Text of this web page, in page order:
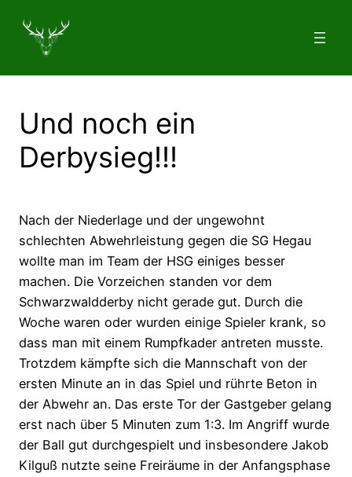
Inhalt
springen
Und noch ein
Derbysieg!!!
Nach der Niederlage und der ungewohnt
schlechten Abwehrleistung gegen die SG Hegau
wollte man im Team der HSG einiges besser
machen. Die Vorzeichen standen vor dem
Schwarzwaldderby nicht gerade gut. Durch die
Woche waren oder wurden einige Spieler krank, so
dass man mit einem Rumpfkader antreten musste.
Trotzdem kämpfte sich die Mannschaft von der
ersten Minute an in das Spiel und rührte Beton in
der Abwehr an. Das erste Tor der Gastgeber gelang
erst nach über 5 Minuten zum 1:3. Im Angriff wurde
der Ball gut durchgespielt und insbesondere Jakob
Kilguß nutzte seine Freiräume in der Anfangsphase